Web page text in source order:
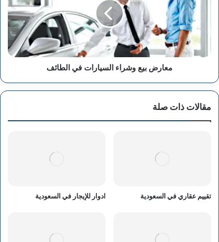
السيارات
الطائف
معارض بيع وشراء السيارات في الطائف
مقالات ذات صلة
تقييم عقاري في السعودية ادوار للإيجار في السعودية